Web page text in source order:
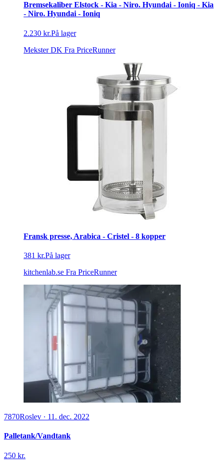
Bremsekaliber Elstock - Kia - Niro. Hyundai - Ioniq - Kia
- Niro. Hyundai - Ioniq
2.230 kr.På lager
Mekster DK Fra PriceRunner
Fransk presse, Arabica - Cristel - 8 kopper
381 kr.På lager
kitchenlab.se Fra PriceRunner
7870Roslev · 11. dec. 2022
Palletank/Vandtank
250 kr.